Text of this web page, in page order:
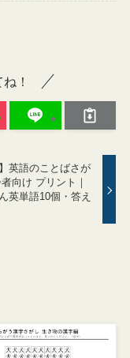
！
】英語のことばさが
向け プリント｜
英単語10個・答え